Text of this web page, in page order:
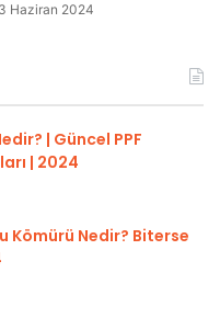
3 Haziran 2024
| Güncel PPF
| 2024
Kömürü Nedir? Biterse